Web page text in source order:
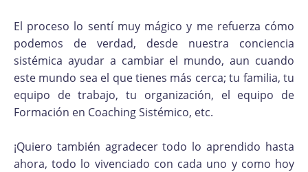
El proceso lo sentí muy mágico y me refuerza cómo
podemos de verdad, desde nuestra conciencia
sistémica ayudar a cambiar el mundo, aun cuando
este mundo sea el que tienes más cerca; tu familia, tu
equipo de trabajo, tu organización, el equipo de
Formación en Coaching Sistémico, etc.
¡Quiero también agradecer todo lo aprendido hasta
ahora, todo lo vivenciado con cada uno y como hoy